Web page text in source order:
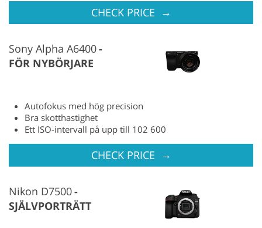
CHECK PRICE →
Sony Alpha A6400
FÖR NYBÖRJARE
Autofokus med hög precision
Bra skotthastighet
Ett ISO-intervall på upp till 102 600
CHECK PRICE →
Nikon D7500
SJÄLVPORTRÄTT